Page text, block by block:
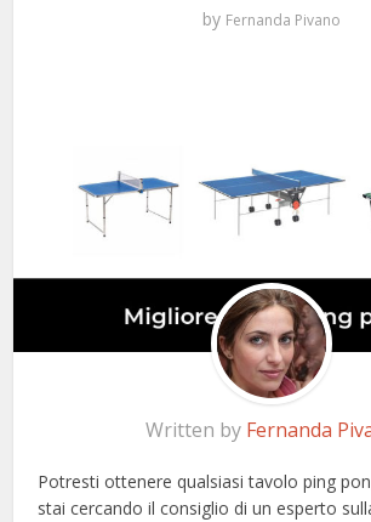
by Fernanda Pivano
Written by Fernanda
Potresti ottenere qualsiasi tavolo ping
stai cercando il consiglio di un esperto